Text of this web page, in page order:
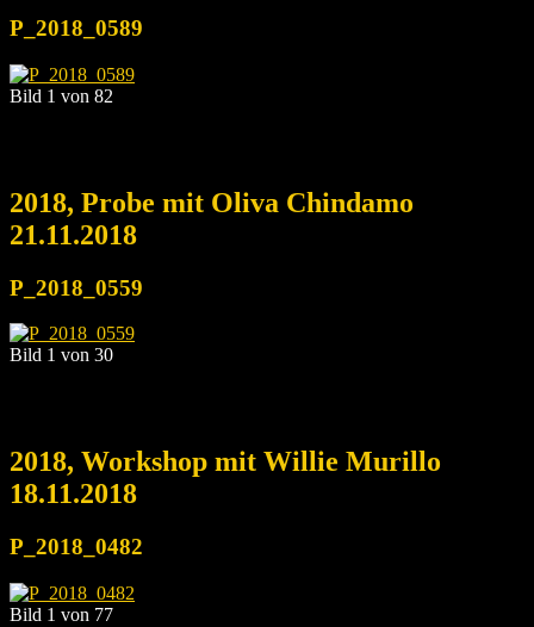
P_2018_0589
Bild 1 von 82
2018, Probe mit Oliva Chindamo
21.11.2018
P_2018_0559
Bild 1 von 30
2018, Workshop mit Willie Murillo
18.11.2018
P_2018_0482
Bild 1 von 77